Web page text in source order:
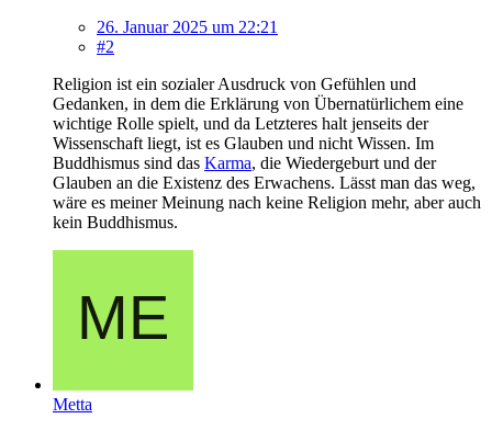
26. Januar 2025 um 22:21
#2
Religion ist ein sozialer Ausdruck von Gefühlen und
Gedanken, in dem die Erklärung von Übernatürlichem eine
wichtige Rolle spielt, und da Letzteres halt jenseits der
Wissenschaft liegt, ist es Glauben und nicht Wissen. Im
Buddhismus sind das Karma, die Wiedergeburt und der
Glauben an die Existenz des Erwachens. Lässt man das weg,
wäre es meiner Meinung nach keine Religion mehr, aber auch
kein Buddhismus.
Metta